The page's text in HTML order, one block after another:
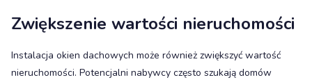
Zwiększenie wartości nieruchomości
Instalacja okien dachowych może również zwiększyć wartość
nieruchomości. Potencjalni nabywcy często szukają domów